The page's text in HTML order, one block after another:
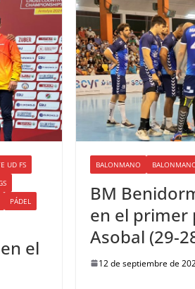
UD FS
PÁDEL
el
BALONMANO
BM
en el primer
Asobal (29-
12 de septiembre de